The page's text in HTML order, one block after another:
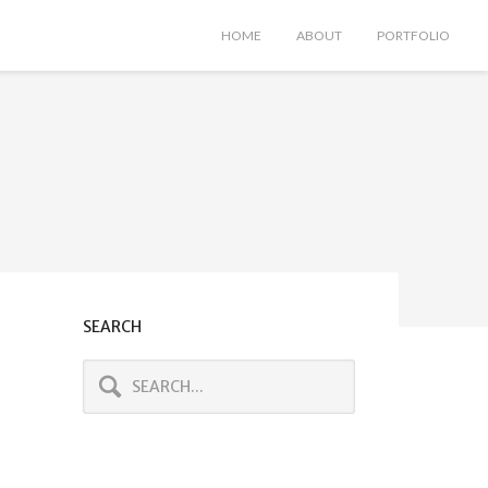
HOME ABOUT PORTFOLIO
SEARCH